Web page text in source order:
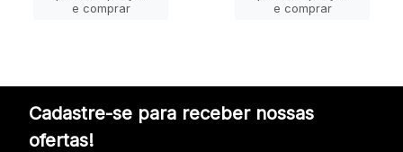
e comprar
e comprar
Cadastre-se para receber nossas
ofertas!